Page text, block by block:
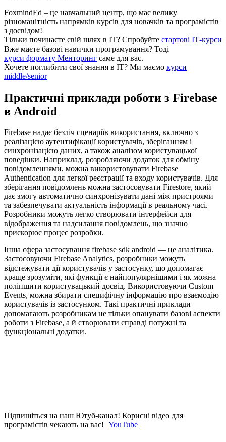
FoxmindEd – це навчальний центр, що має велику
різноманітність напрямків курсів для новачків та програмістів
з досвідом!
Тільки починаєте свій шлях в ІТ? Спробуйте стартові ІТ-курси
Вже маєте базові навички програмування? Тоді
курси формату Менторинг саме для вас.
Хочете поглибити свої знання в ІТ? Ми маємо курси
middle/senior
Практичні приклади роботи з Firebase
в Android
Firebase надає безліч сценаріїв використання, включно з
реалізацією аутентифікації користувачів, зберіганням і
синхронізацією даних, а також аналізом користувацької
поведінки. Наприклад, розробляючи додаток для обміну
повідомленнями, можна використовувати Firebase
Authentication для легкої реєстрації та входу користувачів. Для
зберігання повідомлень можна застосовувати Firestore, який
дає змогу автоматично синхронізувати дані між пристроями
та забезпечувати актуальність інформації в реальному часі.
Розробники можуть легко створювати інтерфейси для
відображення та надсилання повідомлень, що значно
прискорює процес розробки.
Інша сфера застосування firebase sdk android — це аналітика.
Застосовуючи Firebase Analytics, розробники можуть
відстежувати дії користувачів у застосунку, що допомагає
краще зрозуміти, які функції є найпопулярнішими і як можна
поліпшити користувацький досвід. Використовуючи Custom
Events, можна збирати специфічну інформацію про взаємодію
користувачів із застосунком. Такі практичні приклади
допомагають розробникам не тільки опанувати базові аспекти
роботи з Firebase, а й створювати справді потужні та
функціональні додатки.
Підпишіться на наш Ютуб-канал! Корисні відео для
програмістів чекають на вас! YouTube